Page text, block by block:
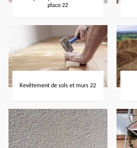
placo 22
Revêtement de sols et murs 22